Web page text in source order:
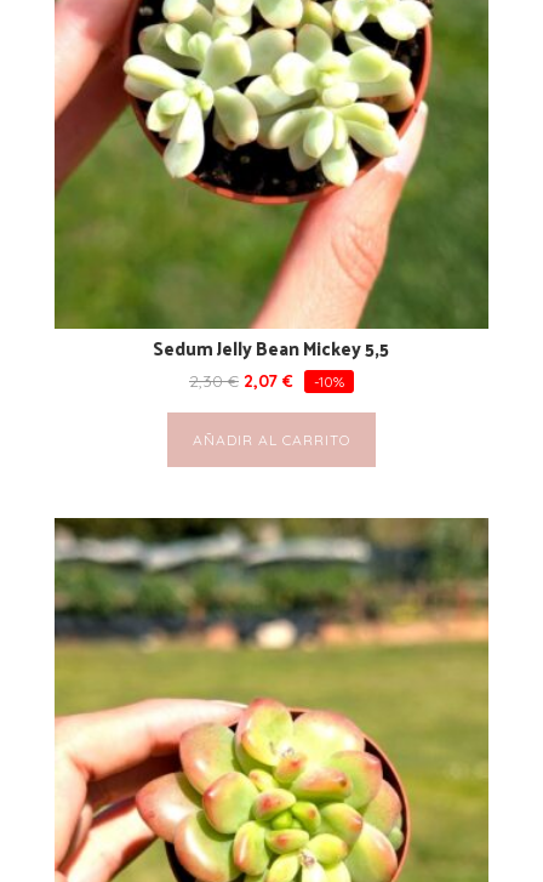
Sedum Jelly Bean Mickey 5,5
2,30€ 2,07 € -10%
AÑADIR AL CARRITO